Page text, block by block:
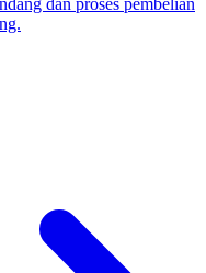
dan proses pembelian